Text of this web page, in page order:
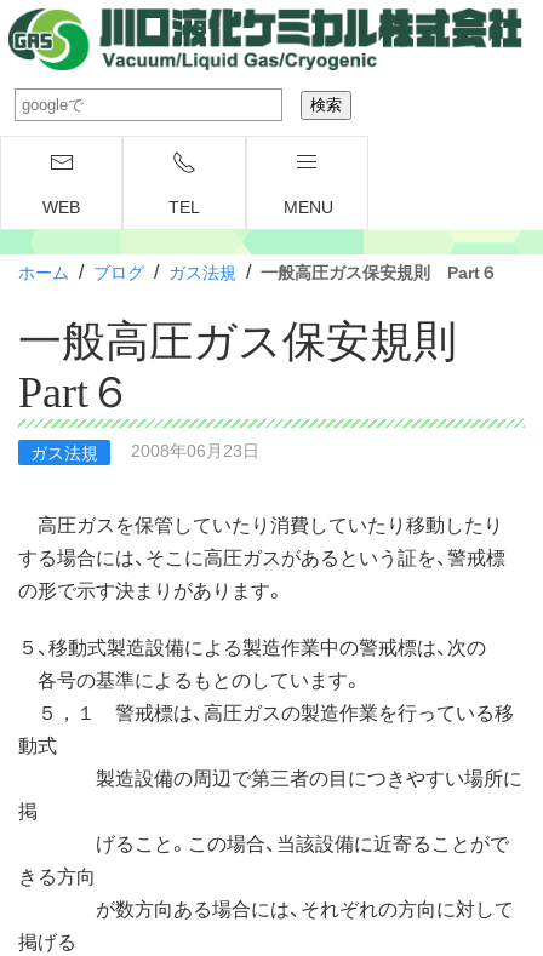
WEB TEL MENU
ホーム / ブログ / ガス法規 / 一般高圧ガス保安規則 Part６
一般高圧ガス保安規則
Part６
ガス法規 2008年06月23日
高圧ガスを保管していたり消費していたり移動したり
する場合には、そこに高圧ガスがあるという証を、警戒標
の形で示す決まりがあります。
５、移動式製造設備による製造作業中の警戒標は、次の
各号の基準によるもとのしています。
５，１ 警戒標は、高圧ガスの製造作業を行っている移
動式
製造設備の周辺で第三者の目につきやすい場所に
掲
げること。この場合、当該設備に近寄ることがで
きる方向
が数方向ある場合には、それぞれの方向に対して
掲げる